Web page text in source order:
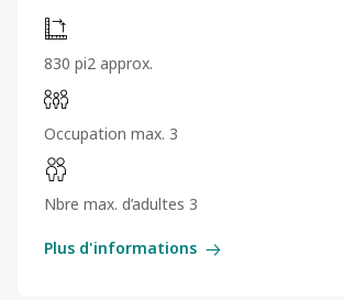
830 pi2 approx.
Occupation max. 3
Nbre max. d’adultes 3
Plus d'informations